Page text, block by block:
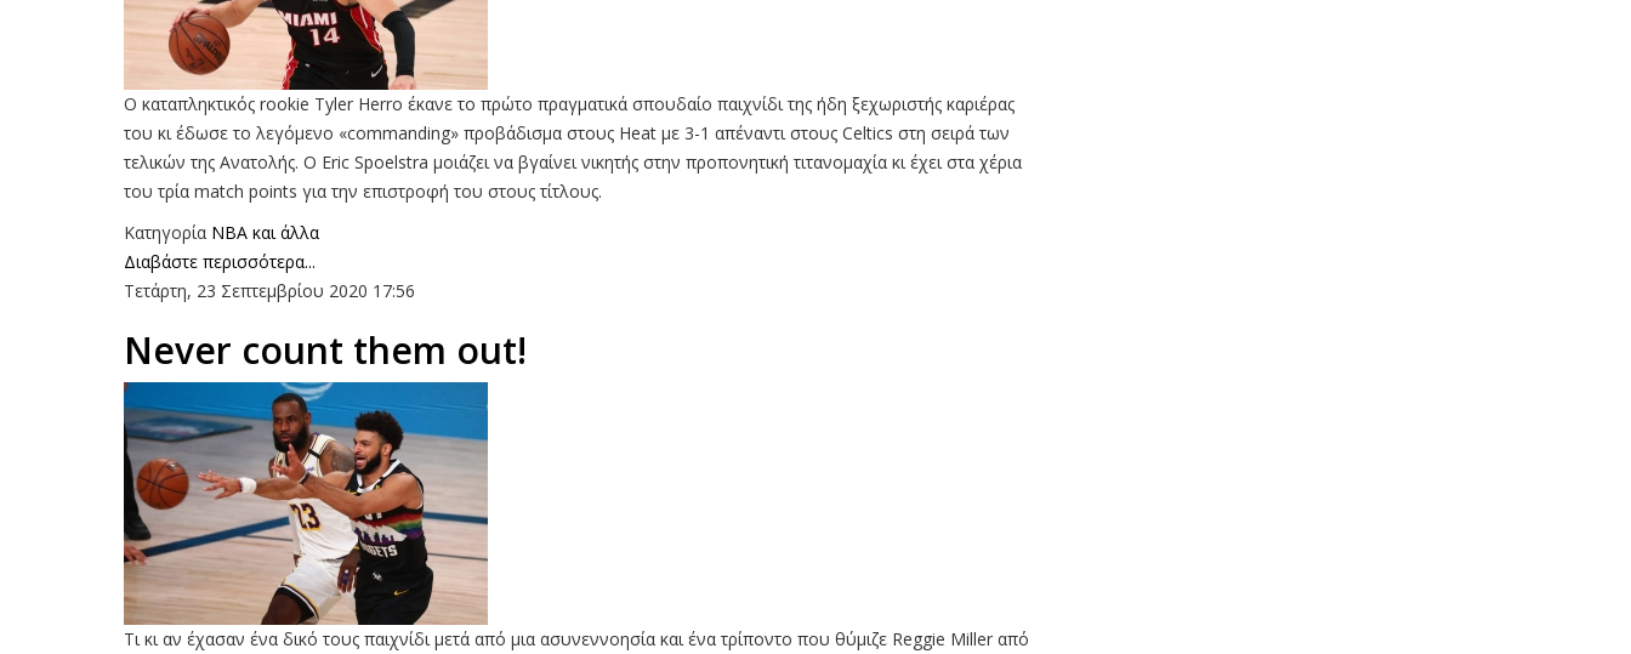
O καταπληκτικός rookie Tyler Herro έκανε το πρώτο πραγματικά σπουδαίο παιχνίδι της ήδη ξεχωριστής καριέρας
του κι έδωσε το λεγόμενο «commanding» προβάδισμα στους Heat με 3-1 απέναντι στους Celtics στη σειρά των
τελικών της Ανατολής. Ο Eric Spoelstra μοιάζει να βγαίνει νικητής στην προπονητική τιτανομαχία κι έχει στα χέρια
του τρία match points για την επιστροφή του στους τίτλους.
Κατηγορία NBA και άλλα
Διαβάστε περισσότερα...
Τετάρτη, 23 Σεπτεμβρίου 2020 17:56
Never count them out!
Τι κι αν έχασαν ένα δικό τους παιχνίδι μετά από μια ασυνεννοησία και ένα τρίποντο που θύμιζε Reggie Miller από